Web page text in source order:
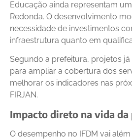
Educação ainda representam
Redonda. O desenvolvimento
necessidade de investimentos
infraestrutura quanto em
Segundo a prefeitura, projetos
para ampliar a cobertura dos
melhorar os indicadores nas
FIRJAN.
Impacto direto na vida da
O desempenho no IFDM vai